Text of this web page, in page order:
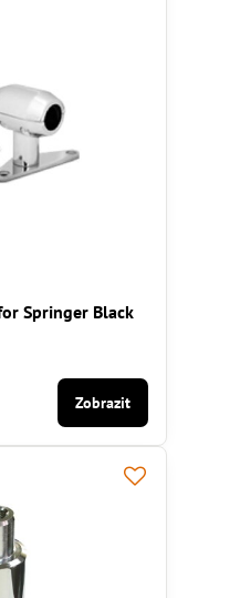
Springer Black
Zobrazit